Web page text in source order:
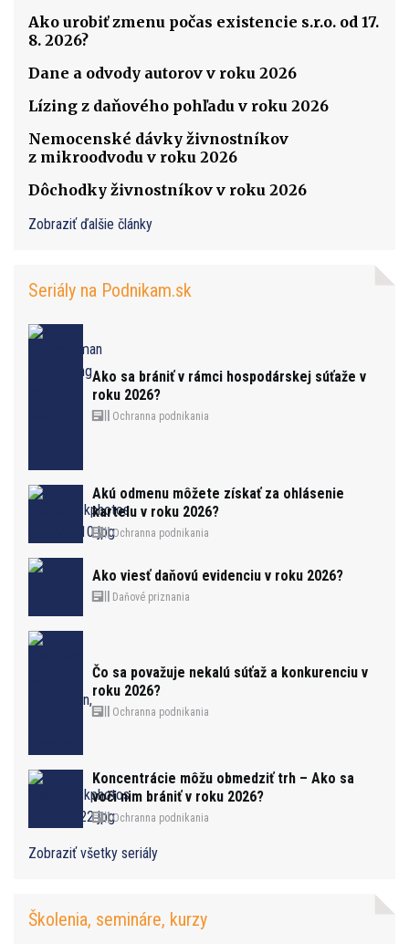
Ako urobiť zmenu počas existencie s.r.o. od 17.
8. 2026?
Dane a odvody autorov v roku 2026
Lízing z daňového pohľadu v roku 2026
Nemocenské dávky živnostníkov
z mikroodvodu v roku 2026
Dôchodky živnostníkov v roku 2026
Zobraziť ďalšie články
Seriály na Podnikam.sk
Ako sa brániť v rámci hospodárskej súťaže v
roku 2026?
Ochranna podnikania
Akú odmenu môžete získať za ohlásenie
kartelu v roku 2026?
Ochranna podnikania
Ako viesť daňovú evidenciu v roku 2026?
Daňové priznania
Čo sa považuje nekalú súťaž a konkurenciu v
roku 2026?
Ochranna podnikania
Koncentrácie môžu obmedziť trh – Ako sa
voči nim brániť v roku 2026?
Ochranna podnikania
Zobraziť všetky seriály
Školenia, semináre, kurzy